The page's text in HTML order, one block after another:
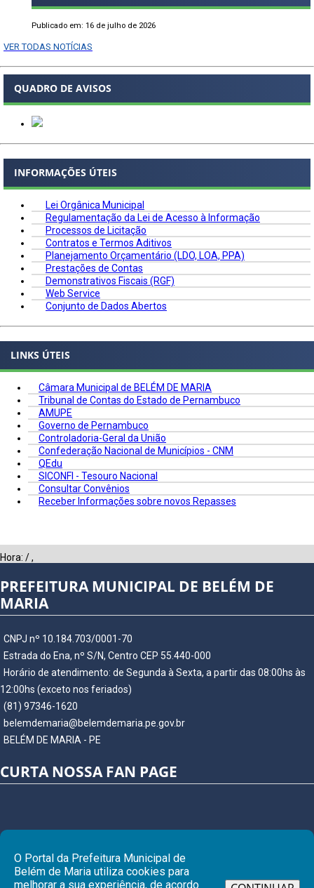
Publicado em: 16 de julho de 2026
VER TODAS NOTÍCIAS
QUADRO DE AVISOS
INFORMAÇÕES ÚTEIS
Lei Orgânica Municipal
Regulamentação da Lei de Acesso à Informação
Processos de Licitação
Contratos e Termos Aditivos
Planejamento Orçamentário (LDO, LOA, PPA)
Prestações de Contas
Demonstrativos Fiscais (RGF)
Web Service
Conjunto de Dados Abertos
LINKS ÚTEIS
Câmara Municipal de BELÉM DE MARIA
Tribunal de Contas do Estado de Pernambuco
AMUPE
Governo de Pernambuco
Controladoria-Geral da União
Confederação Nacional de Municípios - CNM
QEdu
SICONFI - Tesouro Nacional
Consultar Convênios
Receber Informações sobre novos Repasses
Hora: /,
PREFEITURA MUNICIPAL DE BELÉM DE
MARIA
CNPJ nº 10.184.703/0001-70
Estrada do Ena, nº S/N, Centro CEP 55.440-000
Horário de atendimento: de Segunda à Sexta, a partir das 08:00hs às
12:00hs (exceto nos feriados)
(81) 97346-1620
belemdemaria@belemdemaria.pe.gov.br
BELÉM DE MARIA - PE
CURTA NOSSA FAN PAGE
O Portal da Prefeitura Municipal de
Belém de Maria utiliza cookies para
melhorar a sua experiência, de acordo